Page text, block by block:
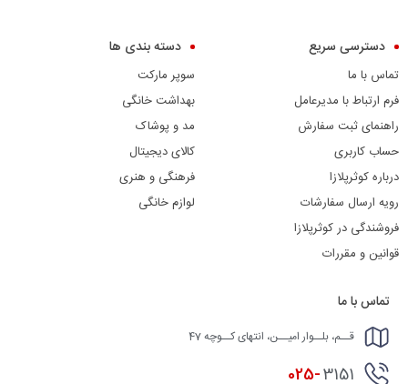
دسترسی سریع
تماس با ما
فرم ارتباط با مدیرعامل
راهنمای ثبت سفارش
حساب کاربری
درباره کوثرپلازا
رویه ارسال سفارشات
فروشندگی در کوثرپلازا
قوانین و مقررات
دسته بندی ها
سوپر مارکت
بهداشت خانگی
مد و پوشاک
کالای دیجیتال
فرهنگی و هنری
لوازم خانگی
تماس با ما
قــم، بلــوار امیــن، انتهای کــوچه 47
025-3151